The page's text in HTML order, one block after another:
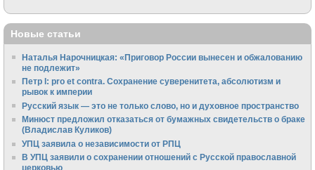
Новые статьи
Наталья Нарочницкая: «Приговор России вынесен и обжалованию
не подлежит»
Петр I: pro et contra. Сохранение суверенитета, абсолютизм и
рывок к империи
Русский язык — это не только слово, но и духовное пространство
Минюст предложил отказаться от бумажных свидетельств о браке
(Владислав Куликов)
УПЦ заявила о независимости от РПЦ
В УПЦ заявили о сохранении отношений с Русской православной
церковью